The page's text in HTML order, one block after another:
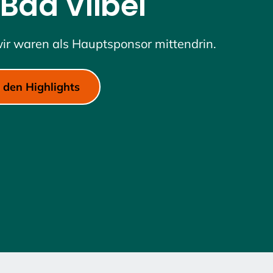
waren als Hauptsponsor mittendrin.
den Highlights
Zeilenabstand verkleinern
Graustufen
Großer Mauszeiger
Lesehilfe